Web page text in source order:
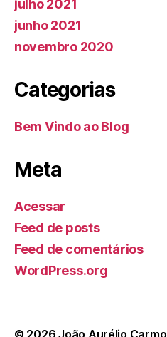
julho 2021
junho 2021
novembro 2020
Categorias
Bem Vindo ao Blog
Meta
Acessar
Feed de posts
Feed de comentários
WordPress.org
© 2026João Aurélio Carmo